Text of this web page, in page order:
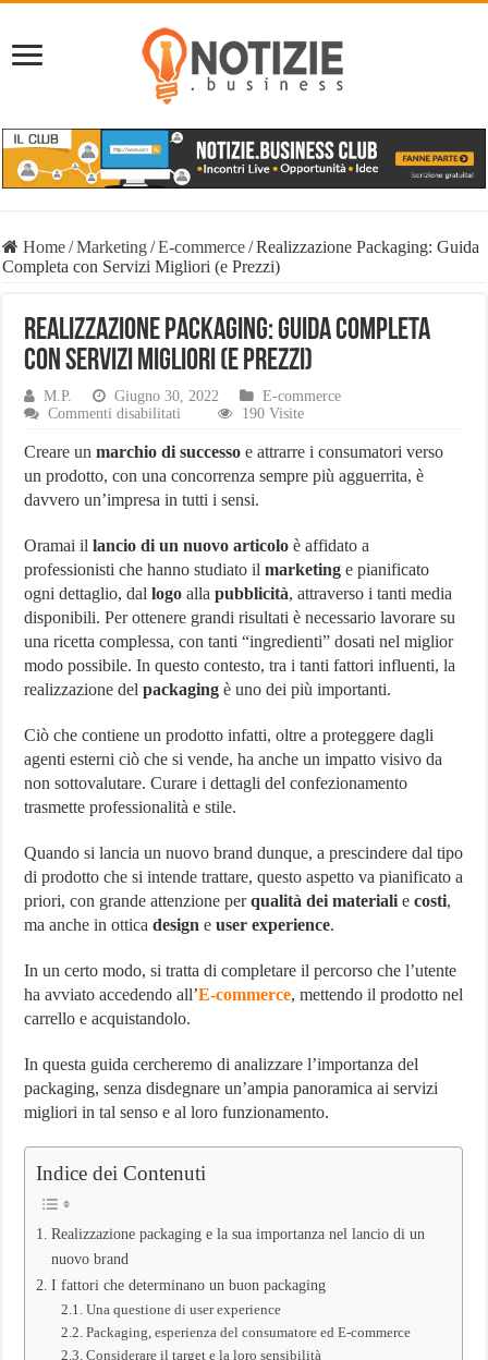
Home/Marketing/E-commerce/Realizzazione Packaging: Guida
Completa con Servizi Migliori (e Prezzi)
Realizzazione Packaging: Guida Completa
con Servizi Migliori (e Prezzi)
M.P. Giugno 30, 2022
E-commerce
Commenti disabilitati
Packaging:
Completa
con
(e
Prezzi)
190 Visite
Creare unmarchio di successo e attrarre i consumatori verso
un prodotto, con una concorrenza sempre più agguerrita, è
davvero un’impresa in tutti i sensi.
Oramai illancio di un nuovo articolo è affidato a
professionisti che hanno studiato ilmarketing e pianificato
ogni dettaglio, dallogo allapubblicità, attraverso i tanti media
disponibili. Per ottenere grandi risultati è necessario lavorare su
una ricetta complessa, con tanti “ingredienti” dosati nel miglior
modo possibile. In questo contesto, tra i tanti fattori influenti, la
realizzazione delpackaging è uno dei più importanti.
Ciò che contiene un prodotto infatti, oltre a proteggere dagli
agenti esterni ciò che si vende, ha anche un impatto visivo da
non sottovalutare. Curare i dettagli del confezionamento
trasmette professionalità e stile.
Quando si lancia un nuovo brand dunque, a prescindere dal tipo
di prodotto che si intende trattare, questo aspetto va pianificato a
priori, con grande attenzione perqualità dei materiali ecosti,
ma anche in otticadesign euser experience.
In un certo modo, si tratta di completare il percorso che l’utente
ha avviato accedendo all’E-commerce, mettendo il prodotto nel
carrello e acquistandolo.
In questa guida cercheremo di analizzare l’importanza del
packaging, senza disdegnare un’ampia panoramica ai servizi
migliori in tal senso e al loro funzionamento.
Indice dei Contenuti
Realizzazione packaging e la sua importanza nel lancio di un
nuovo brand
I fattori che determinano un buon packaging
Una questione di user experience
Packaging, esperienza del consumatore ed E-commerce
Considerare il target e la loro sensibilità